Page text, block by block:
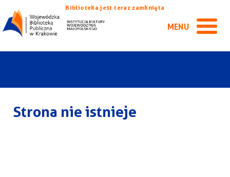
Biblioteka jest teraz zamknięta
MENU
Strona nie istnieje